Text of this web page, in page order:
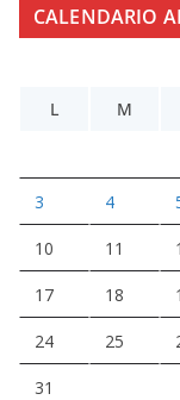
CALENDARIO
L
M
3 4
10 11
17 18
24 25
31